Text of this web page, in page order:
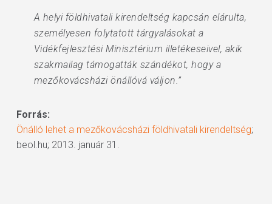
A helyi földhivatali kirendeltség kapcsán elárulta,
személyesen folytatott tárgyalásokat a
Vidékfejlesztési Minisztérium illetékeseivel, akik
szakmailag támogatták szándékot, hogy a
mezőkovácsházi önállóvá váljon.”
Forrás:
Önálló lehet a mezőkovácsházi földhivatali kirendeltség;
beol.hu; 2013. január 31.